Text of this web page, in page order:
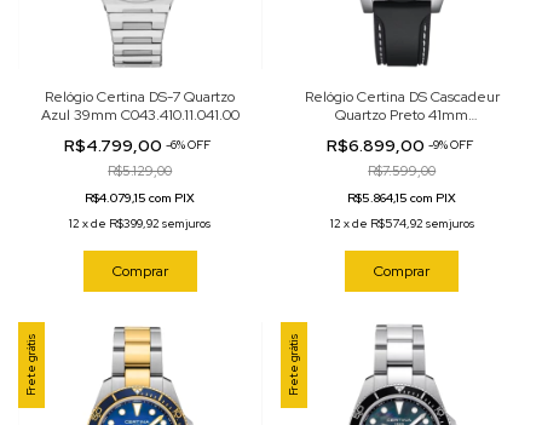
Relógio Certina DS-7 Quartzo
Azul 39mm C043.410.11.041.00
R$4.799,00-6%OFF
R$5.129,00
R$4.079,15 com PIX
12 xde R$399,92 sem juros
Comprar
Relógio Certina DS Cascadeur
Quartzo Preto 41mm
R$6.899,00 -9%OFF
R$7.599,00
R$5.864,15 com PIX
12 xde R$574,92 sem juros
Comprar
Frete grátis Frete grátis